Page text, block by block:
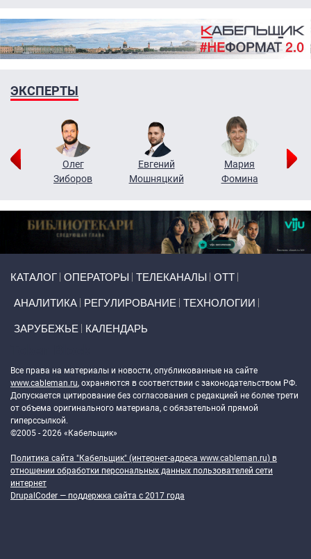
ЭКСПЕРТЫ
Олег
Зиборов
Евгений
Мошняцкий
Мария
Фомина
КАТАЛОГ ОПЕРАТОРЫ ТЕЛЕКАНАЛЫ ОТТ
АНАЛИТИКА РЕГУЛИРОВАНИЕ ТЕХНОЛОГИИ
ЗАРУБЕЖЬЕ КАЛЕНДАРЬ
Все права на материалы и новости, опубликованные на сайте
www.cableman.ru, охраняются в соответствии с законодательством РФ.
Допускается цитирование без согласования с редакцией не более трети
от объема оригинального материала, с обязательной прямой
гиперссылкой.
©2005 - 2026 «Кабельщик»
Политика сайта "Кабельщик" (интернет-адреса www.cableman.ru) в
отношении обработки персональных данных пользователей сети
интернет
DrupalCoder — поддержка сайта c 2017 года